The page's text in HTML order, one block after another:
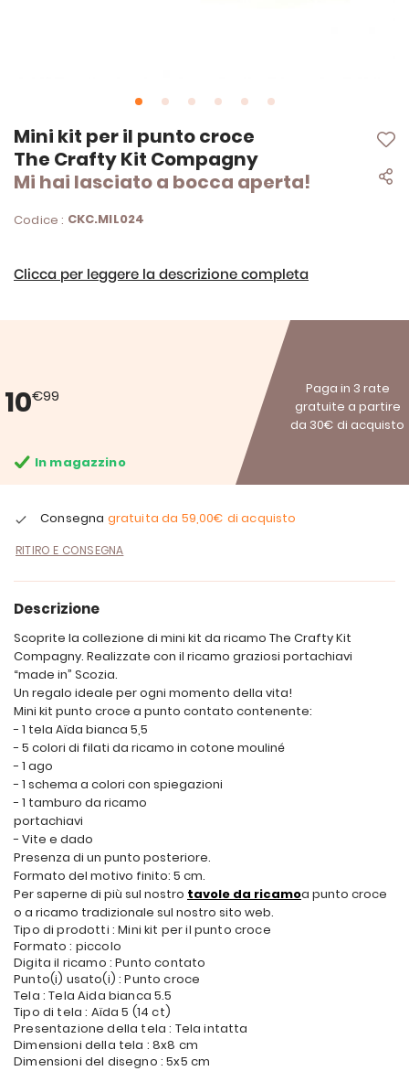
Mini kit per il punto croce
The Crafty Kit Compagny
Mi hai lasciato a bocca aperta!
Codice : CKC.MIL024
Clicca per leggere la descrizione completa
10€99
Paga in 3 rate
gratuite a partire
da 30€ di acquisto
In magazzino
Consegna gratuita da 59,00€ di acquisto
RITIRO E CONSEGNA
Vai
all'inizio
della
galleria
immagini
Descrizione
Scoprite la collezione di mini kit da ricamo The Crafty Kit
Compagny. Realizzate con il ricamo graziosi portachiavi
“made in” Scozia.
Un regalo ideale per ogni momento della vita!
Mini kit punto croce a punto contato contenente:
- 1 tela Aïda bianca 5,5
- 5 colori di filati da ricamo in cotone mouliné
- 1 ago
- 1 schema a colori con spiegazioni
- 1 tamburo da ricamo
portachiavi
- Vite e dado
Presenza di un punto posteriore.
Formato del motivo finito: 5 cm.
Per saperne di più sul nostro tavole da ricamoa punto croce
o a ricamo tradizionale sul nostro sito web.
Tipo di prodotti : Mini kit per il punto croce
Formato : piccolo
Digita il ricamo : Punto contato
Punto(i) usato(i) : Punto croce
Tela : Tela Aida bianca 5.5
Tipo di tela : Aïda 5 (14 ct)
Presentazione della tela : Tela intatta
Dimensioni della tela : 8x8 cm
Dimensioni del disegno : 5x5 cm